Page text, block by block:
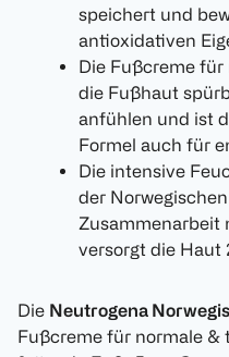
speichert und
antioxidativen
Die Fußcreme für
die Fußhaut
anfühlen und ist
Formel auch für
Die intensive
der
Zusammenarbeit
versorgt die Haut
Die Neutrogena
Fußcreme für normale &